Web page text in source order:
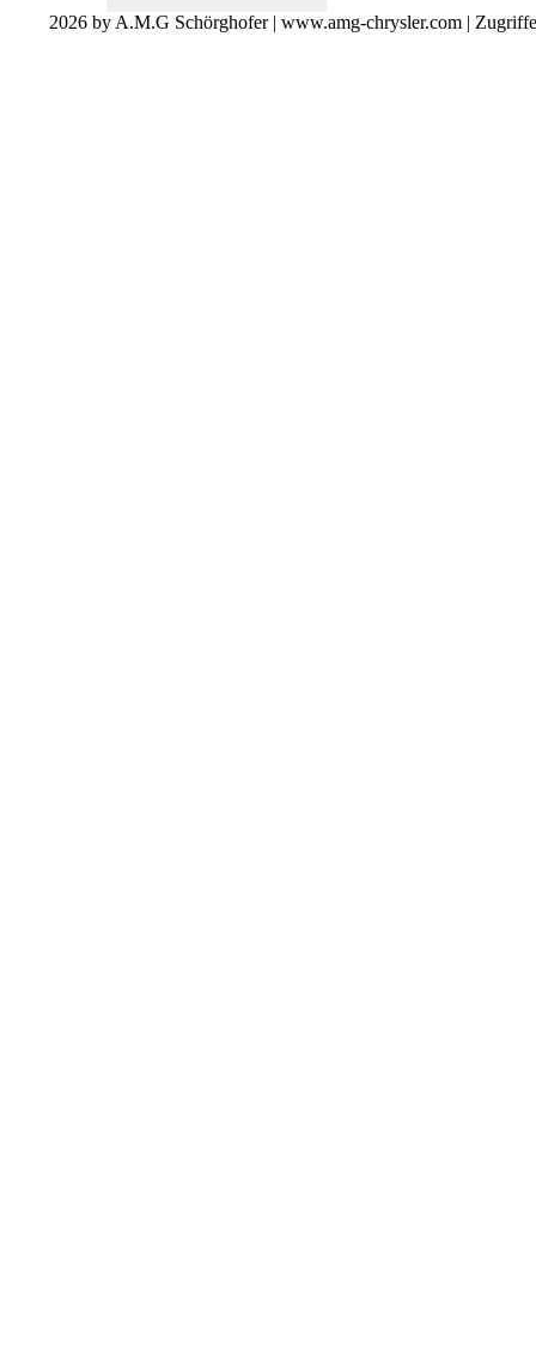
2026 by A.M.G Schörghofer | www.amg-chrysler.com |